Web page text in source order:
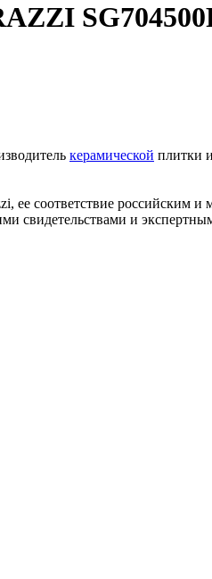
керамической плитки
ее соответствие
свидетельствами и